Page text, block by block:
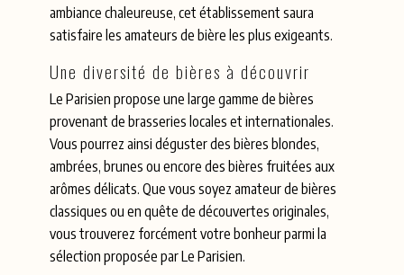
ambiance chaleureuse, cet établissement saura
satisfaire les amateurs de bière les plus exigeants.
Une diversité de bières à découvrir
Le Parisien propose une large gamme de bières
provenant de brasseries locales et internationales.
Vous pourrez ainsi déguster des bières blondes,
ambrées, brunes ou encore des bières fruitées aux
arômes délicats. Que vous soyez amateur de bières
classiques ou en quête de découvertes originales,
vous trouverez forcément votre bonheur parmi la
sélection proposée par Le Parisien.